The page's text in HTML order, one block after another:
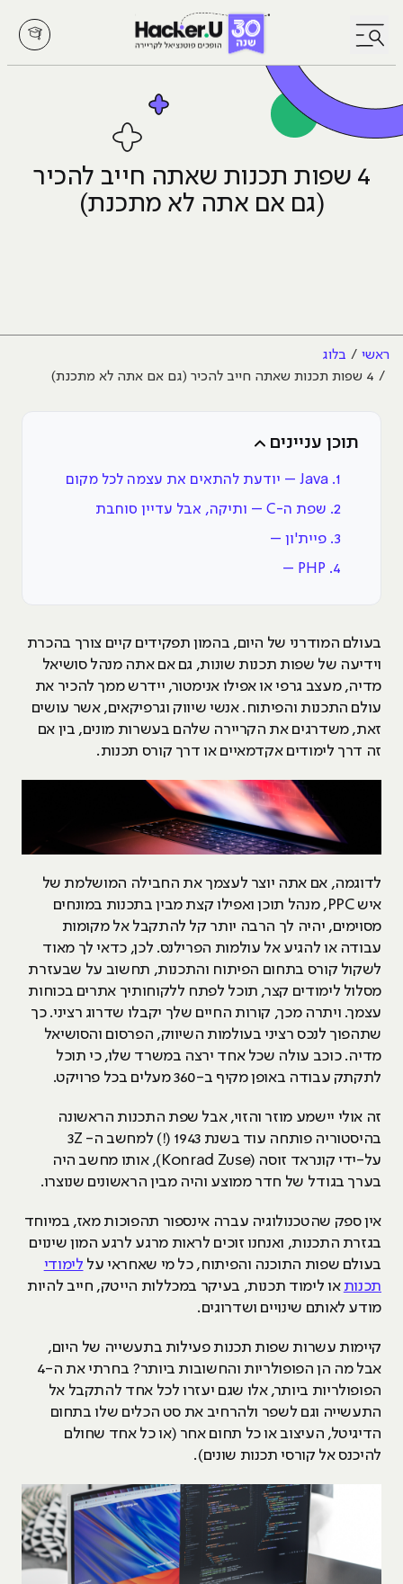
לחץ לפתיחת/סגירת תפריט
4 שפות תכנות שאתה חייב להכיר
(גם אם אתה לא מתכנת)
ראשי
בלוג
4 שפות תכנות שאתה חייב להכיר (גם אם אתה לא מתכנת)
תוכן עניינים
1. Java – יודעת להתאים את עצמה לכל מקום
2. שפת ה-C – ותיקה, אבל עדיין סוחבת
3. פיית'ון –
4. PHP –
בעולם המודרני של היום, בהמון תפקידים קיים צורך בהכרת
וידיעה של שפות תכנות שונות, גם אם אתה מנהל סושיאל
מדיה, מעצב גרפי או אפילו אנימטור, יידרש ממך להכיר את
עולם התכנות והפיתוח. אנשי שיווק וגרפיקאים, אשר עושים
זאת, משדרגים את הקריירה שלהם בעשרות מונים, בין אם
זה דרך לימודים אקדמאיים או דרך קורס תכנות.
לדוגמה, אם אתה יוצר לעצמך את החבילה המושלמת של
איש PPC, מנהל תוכן ואפילו קצת מבין בתכנות במונחים
מסוימים, יהיה לך הרבה יותר קל להתקבל אל מקומות
עבודה או להגיע אל עולמות הפרילנס. לכן, כדאי לך מאוד
לשקול קורס בתחום הפיתוח והתכנות, תחשוב על שבעזרת
מסלול לימודים קצר, תוכל לפתח ללקוחותיך אתרים בכוחות
עצמך. ויתרה מכך, קורות החיים שלך יקבלו שדרוג רציני. כך
שתהפוך לנכס רציני בעולמות השיווק, הפרסום והסושיאל
מדיה. כוכב עולה שכל אחד ירצה במשרד שלו, כי תוכל
לתקתק עבודה באופן מקיף ב-360 מעלים בכל פרויקט.
זה אולי יישמע מוזר והזוי, אבל שפת התכנות הראשונה
בהיסטוריה פותחה עוד בשנת 1943 (!) למחשב ה- 3Z
על-ידי קונראד זוסה (Konrad Zuse), אותו מחשב היה
בערך בגודל של חדר ממוצע והיה מבין הראשונים שנוצרו.
אין ספק שהטכנולוגיה עברה אינספור תהפוכות מאז, במיוחד
בגזרת התכנות, ואנחנו זוכים לראות מרגע לרגע המון שינוים
בעולם שפות התוכנה והפיתוח, כל מי שאחראי על לימודי
תכנות או לימוד תכנות, בעיקר במכללות הייטק, חייב להיות
מודע לאותם שינויים ושדרוגים.
קיימות עשרות שפות תכנות פעילות בתעשייה של היום,
אבל מה הן הפופולריות והחשובות ביותר? בחרתי את ה-4
הפופולריות ביותר, אלו שגם יעזרו לכל אחד להתקבל אל
התעשייה וגם לשפר ולהרחיב את סט הכלים שלו בתחום
הדיגיטל, העיצוב או כל תחום אחר (או כל אחד שחולם
להיכנס אל קורסי תכנות שונים).